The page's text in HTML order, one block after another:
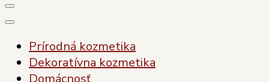
Prírodná kozmetika
Dekoratívna kozmetika
Domácnosť